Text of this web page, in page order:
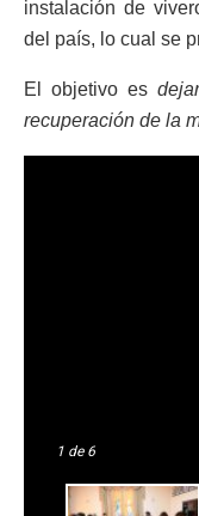
instalación de
del país, lo cual se
El objetivo es
recuperación de la
1 de 6